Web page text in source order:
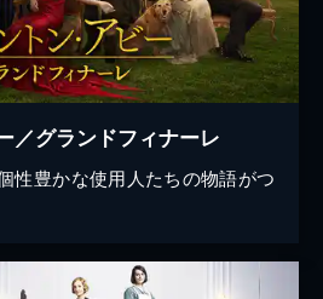
／グランドフィナーレ
性豊かな使用人たちの物語がつ